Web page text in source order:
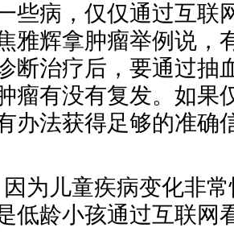
病，仅仅通过互联
雅辉拿肿瘤举例说，
断治疗后，要通过抽
瘤有没有复发。如果
办法获得足够的准确
儿童疾病变化非常
低龄小孩通过互联网